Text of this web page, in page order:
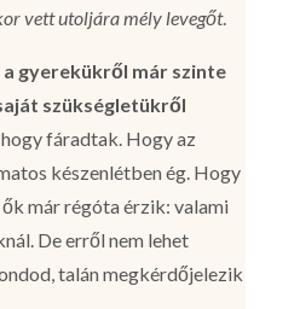
vett utoljára mély levegőt.
a gyerekükről már szinte
szükségletükről
fáradtak. Hogy az
készenlétben ég. Hogy
már régóta érzik: valami
De erről nem lehet
talán megkérdőjelezik